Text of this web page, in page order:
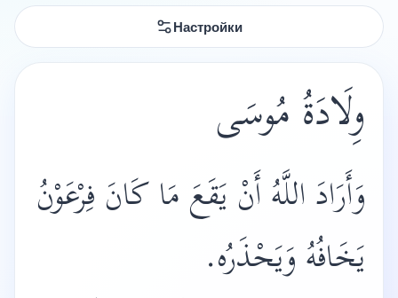
Настройки
وِلَادَةُ مُوسَى
وَأَرَادَ اللَّهُ أَنْ يَقَعَ مَا كَانَ فِرْعَوْنُ
يَخَافُهُ وَيَحْذَرُه.